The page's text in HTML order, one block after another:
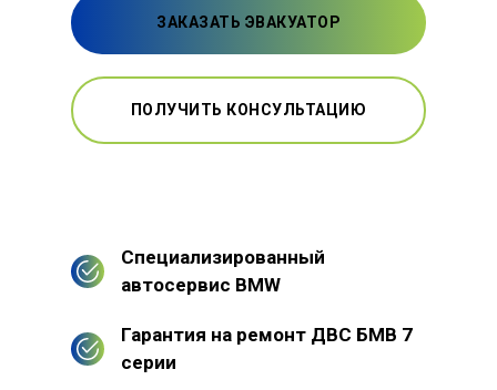
ЗАКАЗАТЬ ЭВАКУАТОР
ПОЛУЧИТЬ КОНСУЛЬТАЦИЮ
Специализированный
автосервис BMW
Гарантия на ремонт ДВС БМВ 7
серии